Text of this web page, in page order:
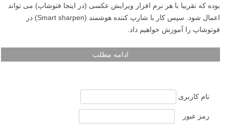
بوده که تقریبا با هر نرم افزار ویرایش عکسی (در اینجا فتوشاپ) می تواند
اعمال شود. سپس کار با شارپ کننده هوشمند (Smart sharpen) در
فوتوشاپ را آموزش خواهیم داد.
ادامه مطلب
نام کاربری
رمز عبور